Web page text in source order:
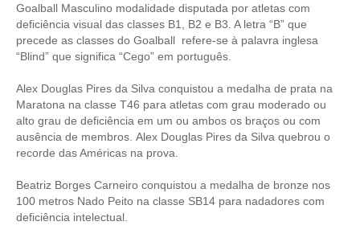
Goalball Masculino modalidade disputada por atletas com
deficiência visual das classes B1, B2 e B3. A letra “B” que
precede as classes do Goalball refere-se à palavra inglesa
“Blind” que significa “Cego” em português.
Alex Douglas Pires da Silva conquistou a medalha de prata na
Maratona na classe T46 para atletas com grau moderado ou
alto grau de deficiência em um ou ambos os braços ou com
ausência de membros. Alex Douglas Pires da Silva quebrou o
recorde das Américas na prova.
Beatriz Borges Carneiro conquistou a medalha de bronze nos
100 metros Nado Peito na classe SB14 para nadadores com
deficiência intelectual.